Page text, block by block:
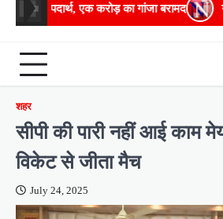
करोड़ का गांजा बरामद नाबालिग से
शहर
सीपी की पारी नहीं आई काम
विकेट से जीता मैच
July 24, 2025